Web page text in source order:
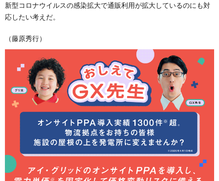
新型コロナウイルスの感染拡大で通販利用が拡大しているのにも対
応したい考えだ。
（藤原秀行）